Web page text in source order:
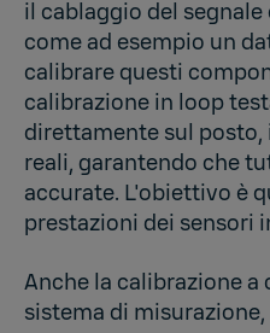
il cablaggio del
come ad esempio un
calibrare questi
calibrazione in loop
direttamente sul
reali, garantendo che
accurate. L'obiettivo è
prestazioni dei sensori
Anche la calibrazione
sistema di